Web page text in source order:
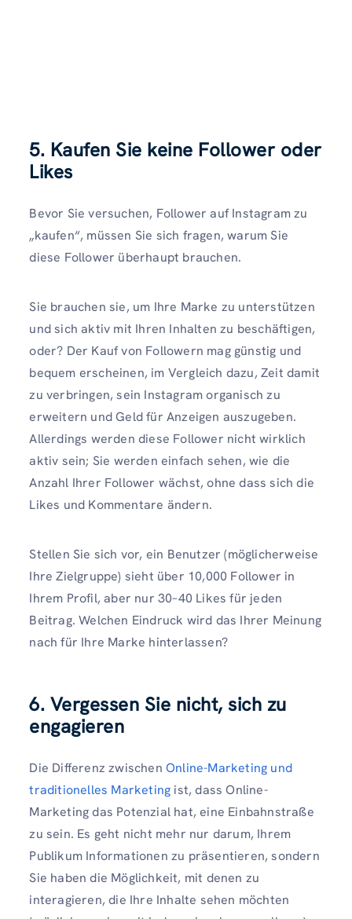
5. Kaufen Sie keine Follower oder
Likes
Bevor Sie versuchen, Follower auf Instagram zu
„kaufen“, müssen Sie sich fragen, warum Sie
diese Follower überhaupt brauchen.
Sie brauchen sie, um Ihre Marke zu unterstützen
und sich aktiv mit Ihren Inhalten zu beschäftigen,
oder? Der Kauf von Followern mag günstig und
bequem erscheinen, im Vergleich dazu, Zeit damit
zu verbringen, sein Instagram organisch zu
erweitern und Geld für Anzeigen auszugeben.
Allerdings werden diese Follower nicht wirklich
aktiv sein; Sie werden einfach sehen, wie die
Anzahl Ihrer Follower wächst, ohne dass sich die
Likes und Kommentare ändern.
Stellen Sie sich vor, ein Benutzer (möglicherweise
Ihre Zielgruppe) sieht über 10,000 Follower in
Ihrem Profil, aber nur 30–40 Likes für jeden
Beitrag. Welchen Eindruck wird das Ihrer Meinung
nach für Ihre Marke hinterlassen?
6. Vergessen Sie nicht, sich zu
engagieren
Die Differenz zwischen Online-Marketing und
traditionelles Marketing ist, dass Online-
Marketing das Potenzial hat, eine Einbahnstraße
zu sein. Es geht nicht mehr nur darum, Ihrem
Publikum Informationen zu präsentieren, sondern
Sie haben die Möglichkeit, mit denen zu
interagieren, die Ihre Inhalte sehen möchten